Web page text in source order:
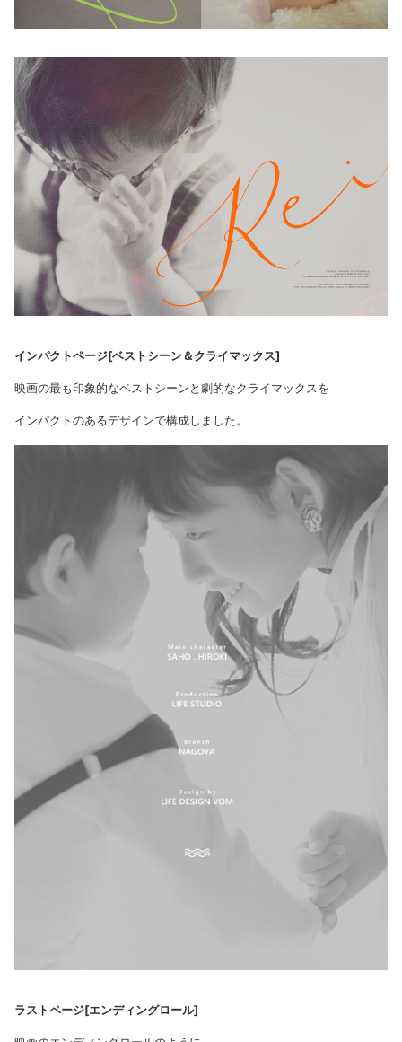
インパクトページ[ベストシーン＆クライマックス]
映画の最も印象的なベストシーンと劇的なクライマックスを
インパクトのあるデザインで構成しました。
ラストページ[エンディングロール]